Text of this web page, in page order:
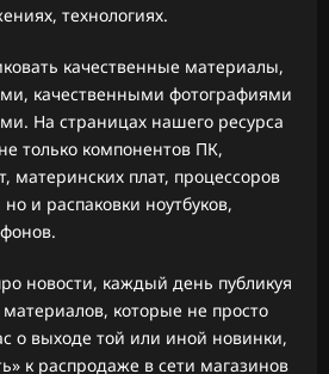
технологиях.
качественные материалы,
качественными фотографиями
На страницах нашего ресурса
только компонентов ПК,
материнских плат, процессоров
и распаковки ноутбуков,
новости, каждый день публикуя
которые не просто
о выходе той или иной новинки,
к распродаже в сети магазинов